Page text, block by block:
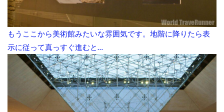
もうここから美術館みたいな雰囲気です。地階に降りたら表
示に従って真っすぐ進むと…